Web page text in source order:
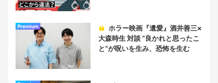
Premium
大森時生 対談 “良かれと思ったこ
と“が呪いを生み、恐怖を生む